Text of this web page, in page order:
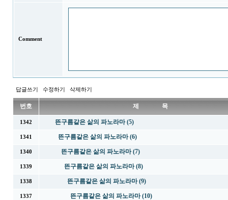
Comment
답글쓰기 수정하기 삭제하기
번호 제 목
1342 뜬구름같은 삶의 파노라마 (5)
1341 뜬구름같은 삶의 파노라마 (6)
1340 뜬구름같은 삶의 파노라마 (7)
1339 뜬구름같은 삶의 파노라마 (8)
1338 뜬구름같은 삶의 파노라마 (9)
1337 뜬구름같은 삶의 파노라마 (10)